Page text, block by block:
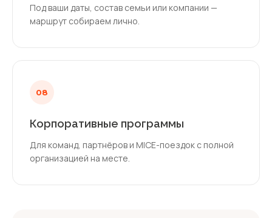
Под ваши даты, состав семьи или компании —
маршрут собираем лично.
08
Корпоративные программы
Для команд, партнёров и MICE-поездок с полной
организацией на месте.